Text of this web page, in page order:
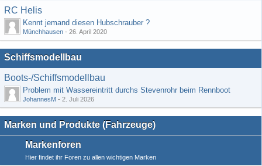
RC Helis
Kennt jemand diesen Hubschrauber ?
Münchhausen - 26. April 2020
Schiffsmodellbau
Boots-/Schiffsmodellbau
Problem mit Wassereintritt durchs Stevenrohr beim Rennboot
JohannesM - 2. Juli 2026
Marken und Produkte (Fahrzeuge)
Markenforen
Hier findet ihr Foren zu allen wichtigen Marken